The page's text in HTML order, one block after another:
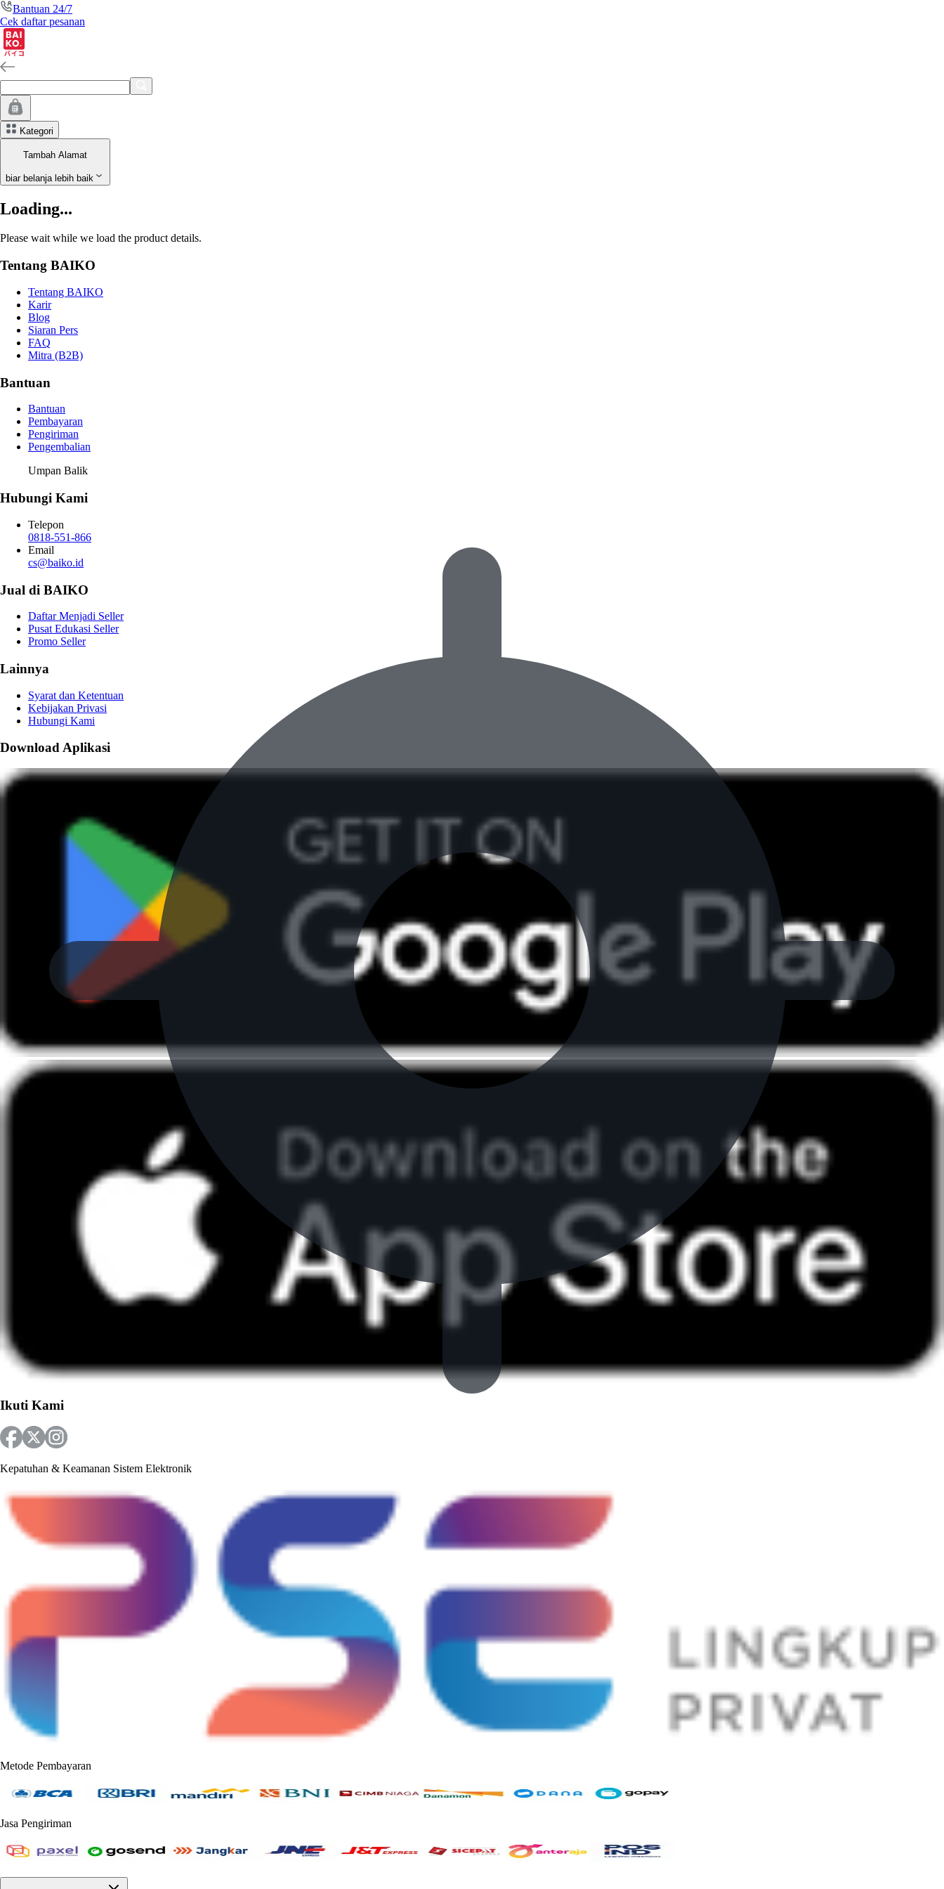
Bantuan 24/7
Cek daftar pesanan
Kategori
Tambah Alamat
biar belanja lebih baik
Loading...
Please wait while we load the product details.
Tentang BAIKO
Tentang BAIKO
Karir
Blog
Siaran Pers
FAQ
Mitra (B2B)
Bantuan
Bantuan
Pembayaran
Pengiriman
Pengembalian
Umpan Balik
Hubungi Kami
Telepon
0818-551-866
Email
cs@baiko.id
Jual di BAIKO
Daftar Menjadi Seller
Pusat Edukasi Seller
Promo Seller
Lainnya
Syarat dan Ketentuan
Kebijakan Privasi
Hubungi Kami
Download Aplikasi
Ikuti Kami
Kepatuhan & Keamanan Sistem Elektronik
Metode Pembayaran
Jasa Pengiriman